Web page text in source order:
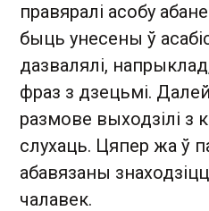
правяралі асобу
быць унесены ў
дазвалялі,
фраз з дзецьмі.
размове выходзілі з
слухаць. Цяпер жа ў
абавязаны
чалавек.